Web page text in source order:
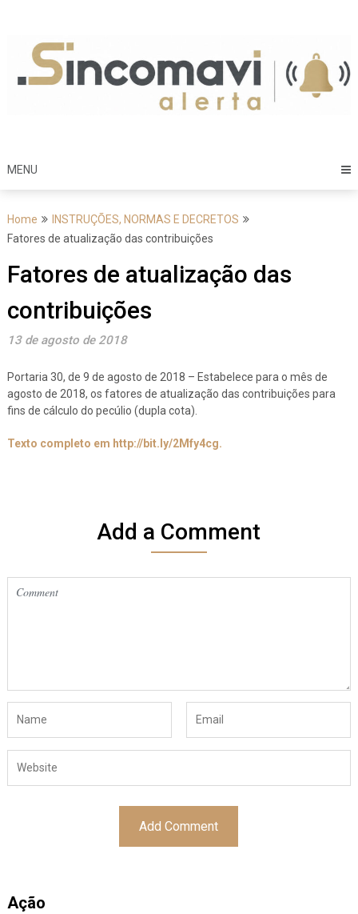
content
MENU
Home
INSTRUÇÕES, NORMAS E DECRETOS
Fatores de atualização das contribuições
Fatores de atualização das
contribuições
13 de agosto de 2018
Portaria 30, de 9 de agosto de 2018 – Estabelece para o mês de
agosto de 2018, os fatores de atualização das contribuições para
fins de cálculo do pecúlio (dupla cota).
Texto completo em http://bit.ly/2Mfy4cg.
Add a Comment
Ação